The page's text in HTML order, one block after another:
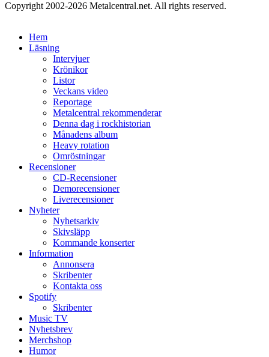
Copyright 2002-2026 Metalcentral.net. All rights reserved.
Hem
Läsning
Intervjuer
Krönikor
Listor
Veckans video
Reportage
Metalcentral rekommenderar
Denna dag i rockhistorian
Månadens album
Heavy rotation
Omröstningar
Recensioner
CD-Recensioner
Demorecensioner
Liverecensioner
Nyheter
Nyhetsarkiv
Skivsläpp
Kommande konserter
Information
Annonsera
Skribenter
Kontakta oss
Spotify
Skribenter
Music TV
Nyhetsbrev
Merchshop
Humor